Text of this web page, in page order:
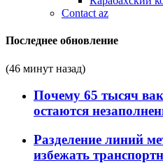
Contact az
Последнее обновление
(46 минут назад)
Почему 65 тысяч
остаются
Разделение линий
избежать